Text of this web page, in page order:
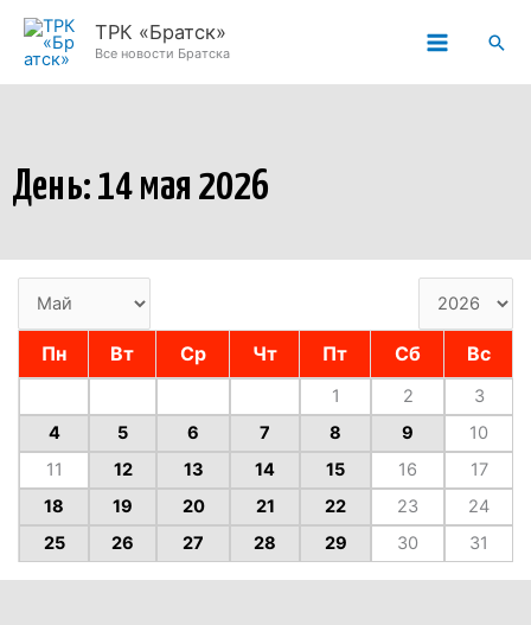
Перейти
ТРК «Братск»
Все новости Братска
День: 14 мая 2026
Пн Вт Ср Чт Пт Сб Вс
1 2
3
4
5 6 7 8 9
10
11
12 13 14 15 16
17
18
19 20 21 22 23
24
25
26 27 28 29 30 31